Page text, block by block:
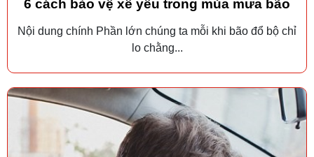
6 cách bảo vệ xế yêu trong mùa mưa bão
Nội dung chính Phần lớn chúng ta mỗi khi bão đổ bộ chỉ
lo chằng...